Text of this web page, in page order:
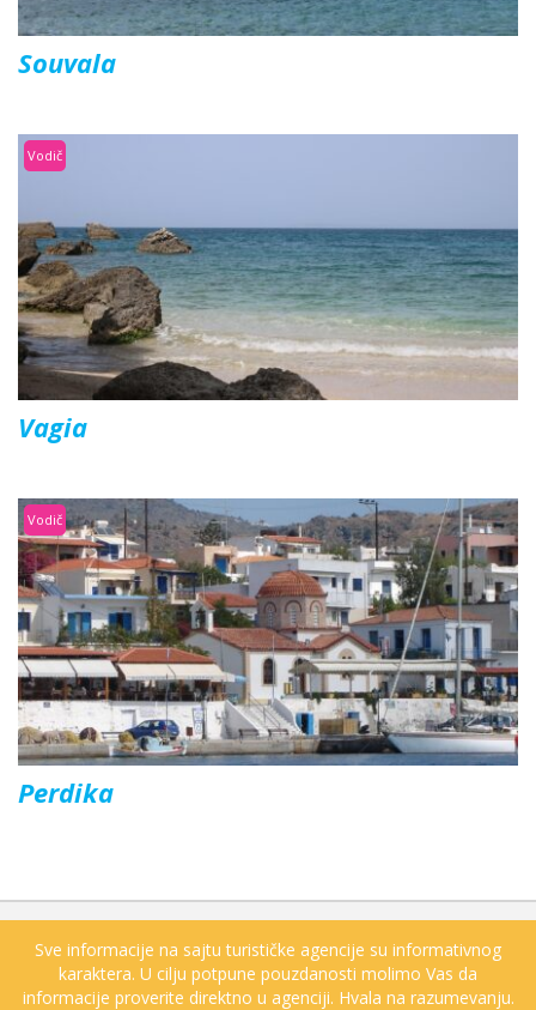
Souvala
Vodič
Vagia
Vodič
Perdika
Sve informacije na sajtu turističke agencije su informativnog
karaktera. U cilju potpune pouzdanosti molimo Vas da
informacije proverite direktno u agenciji. Hvala na razumevanju.